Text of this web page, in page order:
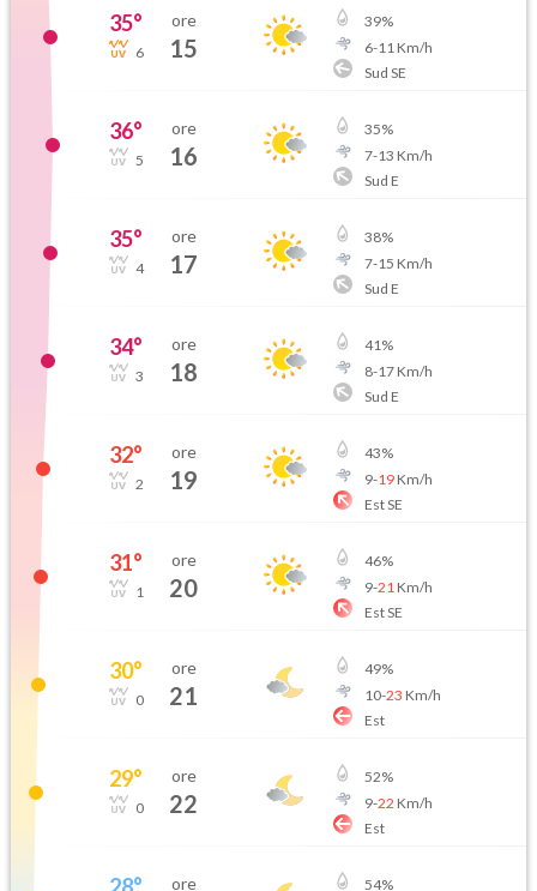
35°
6
ore
15
39%
6-11 Km/h
Sud SE
36°
5
ore
16
35%
7-13 Km/h
Sud E
35°
4
ore
17
38%
7-15 Km/h
Sud E
34°
3
ore
18
41%
8-17Km/h
Sud E
32°
2
ore
19
43%
9-19Km/h
Est SE
31°
1
ore
20
46%
9-21 Km/h
Est SE
30°
0
ore
21
49%
10-23 Km/h
Est
29°
0
ore
22
52%
9-22 Km/h
Est
ore 54%